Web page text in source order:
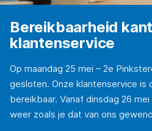
Bereikbaarheid
klantenservice
Op maandag 25 mei – 2e
gesloten. Onze klantenservice is
bereikbaar. Vanaf dinsdag 26
weer zoals je dat van ons